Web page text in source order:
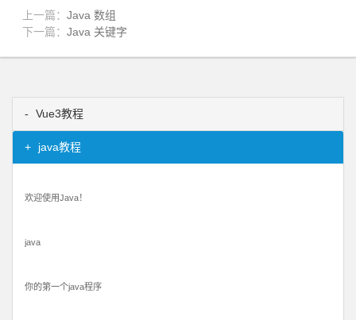
上一篇： Java 数组
下一篇： Java 关键字
Vue3教程
java教程
欢迎使用Java！
java
你的第一个java程序